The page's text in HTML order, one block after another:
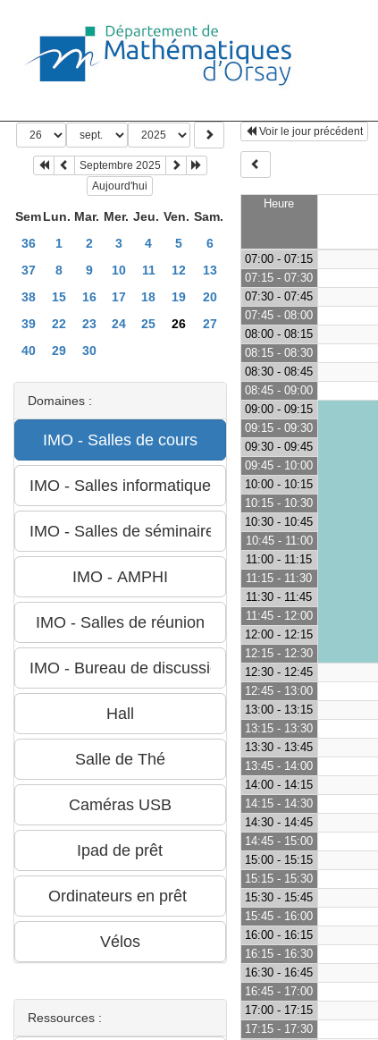
Septembre 2025
Aujourd'hui
SemLun. Mar. Mer. Jeu. Ven. Sam.
36
1 2 3 4 5
6
37
8 9 10 11 12
13
38
15 16 17 18 19
20
39
22 23 24 25 26
27
40
29 30
Domaines :
Ressources :
Voir le jour précédent
Heure
07:00 - 07:15
07:15 - 07:30
07:30 - 07:45
07:45 - 08:00
08:00 - 08:15
08:15 - 08:30
08:30 - 08:45
08:45 - 09:00
09:00 - 09:15
09:15 - 09:30
09:30 - 09:45
09:45 - 10:00
10:00 - 10:15
10:15 - 10:30
10:30 - 10:45
10:45 - 11:00
11:00 - 11:15
11:15 - 11:30
11:30 - 11:45
11:45 - 12:00
12:00 - 12:15
12:15 - 12:30
12:30 - 12:45
12:45 - 13:00
13:00 - 13:15
13:15 - 13:30
13:30 - 13:45
13:45 - 14:00
14:00 - 14:15
14:15 - 14:30
14:30 - 14:45
14:45 - 15:00
15:00 - 15:15
15:15 - 15:30
15:30 - 15:45
15:45 - 16:00
16:00 - 16:15
16:15 - 16:30
16:30 - 16:45
16:45 - 17:00
17:00 - 17:15
17:15 - 17:30